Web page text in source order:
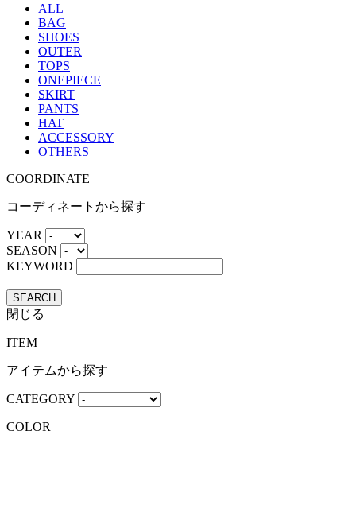
ALL
BAG
SHOES
OUTER
TOPS
ONEPIECE
SKIRT
PANTS
HAT
ACCESSORY
OTHERS
COORDINATE
コーディネートから探す
YEAR
SEASON
KEYWORD
SEARCH
閉じる
ITEM
アイテムから探す
CATEGORY
COLOR